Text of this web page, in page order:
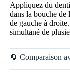
Appliquez du
dans la bouche de
de gauche à
simultané de
🔄 Comparaison